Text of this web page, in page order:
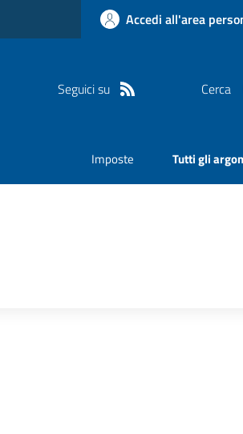
Accedi all'area
Seguici su Cerca
Imposte Tutti gli